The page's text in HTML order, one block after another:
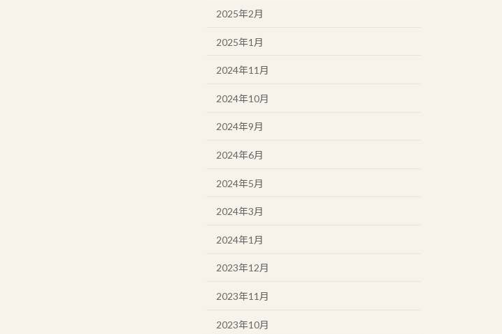
2025年2月
2025年1月
2024年11月
2024年10月
2024年9月
2024年6月
2024年5月
2024年3月
2024年1月
2023年12月
2023年11月
2023年10月